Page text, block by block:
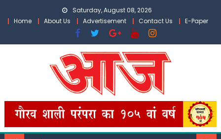
Saturday, August 08, 2026
Home
About Us Advertisement Contact Us E-Paper